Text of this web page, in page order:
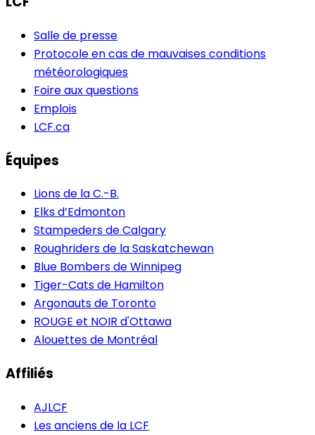
Salle de presse
Protocole en cas de mauvaises conditions
météorologiques
Foire aux questions
Emplois
LCF.ca
Équipes
Lions de la C.-B.
Elks d’Edmonton
Stampeders de Calgary
Roughriders de la Saskatchewan
Blue Bombers de Winnipeg
Tiger-Cats de Hamilton
Argonauts de Toronto
ROUGE et NOIR d'Ottawa
Alouettes de Montréal
Affiliés
AJLCF
Les anciens de la LCF